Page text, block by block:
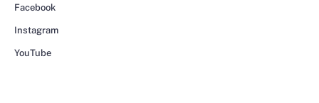
Facebook
Instagram
YouTube